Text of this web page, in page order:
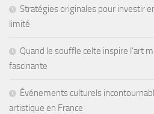
Stratégies originales pour investir
limité
Quand le souffle celte inspire l’art
fascinante
Événements culturels
artistique en France